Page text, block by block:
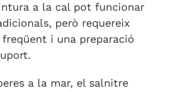
a la cal pot funcionar
però requereix
i una preparació
a la mar, el salnitre